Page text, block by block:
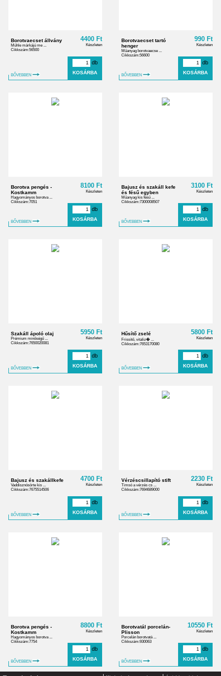
Borotvaecset állvány
Mühle márkájú me ...
Cikkszám:56500
BŐVEBBEN
4400 Ft
Készleten
db
Borotvaecset tartó
henger
Műanyag borotvaecse ...
Cikkszám:56600
BŐVEBBEN
990 Ft
Készleten
db
Borotva pengés -
Kostkamm
Hagyományos borotva ...
Cikkszám:7051
BŐVEBBEN
8100 Ft
Készleten
db
Bajusz és szakáll kefe
és fésű egyben
Műanyag kis fésű ...
Cikkszám:7300008507
BŐVEBBEN
3100 Ft
Készleten
db
Szakáll ápoló olaj
Prémium minőségű ...
Cikkszám:7650020081
BŐVEBBEN
5950 Ft
Készleten
db
Hűsítő zselé
Frissítő, vitaliz� ...
Cikkszám:7653170080
BŐVEBBEN
5800 Ft
Készleten
db
Bajusz és szakállkefe
Vaddisznósörte kis ...
Cikkszám:7675514506
BŐVEBBEN
4700 Ft
Készleten
db
Vérzéscsillapító stift
Timsó a vérzés cs ...
Cikkszám:7694689000
BŐVEBBEN
2230 Ft
Készleten
db
Borotva pengés -
Kostkamm
Hagyományos borotva ...
Cikkszám:7754
BŐVEBBEN
8800 Ft
Készleten
db
Borotvatál porcelán-
Plisson
Porcelán borotvatá ...
Cikkszám:930063
BŐVEBBEN
10550 Ft
Készleten
db